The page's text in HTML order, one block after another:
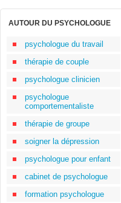
AUTOUR DU PSYCHOLOGUE
psychologue du travail
thérapie de couple
psychologue clinicien
psychologue
comportementaliste
thérapie de groupe
soigner la dépression
psychologue pour enfant
cabinet de psychologue
formation psychologue